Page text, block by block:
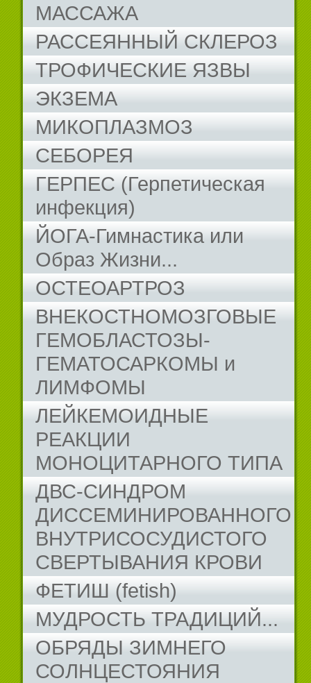
МАССАЖА
РАССЕЯННЫЙ СКЛЕРОЗ
ТРОФИЧЕСКИЕ ЯЗВЫ
ЭКЗЕМА
МИКОПЛАЗМОЗ
СЕБОРЕЯ
ГЕРПЕС (Герпетическая
инфекция)
ЙОГА-Гимнастика или
Образ Жизни...
ОСТЕОАРТРОЗ
ВНЕКОСТНОМОЗГОВЫЕ
ГЕМОБЛАСТОЗЫ-
ГЕМАТОСАРКОМЫ и
ЛИМФОМЫ
ЛЕЙКЕМОИДНЫЕ
РЕАКЦИИ
МОНОЦИТАРНОГО ТИПА
ДВС-СИНДРОМ
ДИССЕМИНИРОВАННОГО
ВНУТРИСОСУДИСТОГО
СВЕРТЫВАНИЯ КРОВИ
ФЕТИШ (fetish)
МУДРОСТЬ ТРАДИЦИЙ...
ОБРЯДЫ ЗИМНЕГО
СОЛНЦЕСТОЯНИЯ